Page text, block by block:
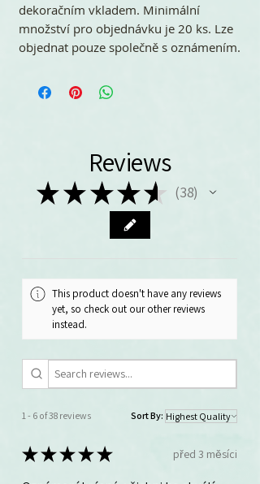
dekoračním vkladem. Minimální
množství pro objednávku je 20 ks. Lze
objednat pouze společně s oznámením.
Reviews
★ ★★★★ 38
38
This product doesn't have any reviews
yet, so check out our other reviews
instead.
1 - 6 of 38 reviews Sort By:
★★★★★ před 3 měsíci